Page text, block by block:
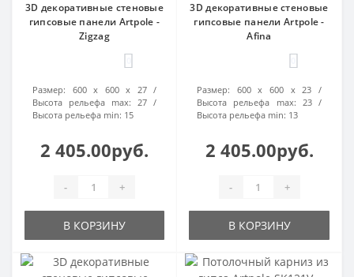
3D декоративные стеновые
гипсовые панели Artpole -
Zigzag
Размер:
600 х 600 х 27
Высота рельефа max: 27
Высота рельефа min: 15
2 405.00руб.
- +
В КОРЗИНУ
3D декоративные стеновые
гипсовые панели Artpole -
Afina
Размер:
600 х 600 х 23
Высота рельефа max: 23
Высота рельефа min: 13
2 405.00руб.
- +
В КОРЗИНУ